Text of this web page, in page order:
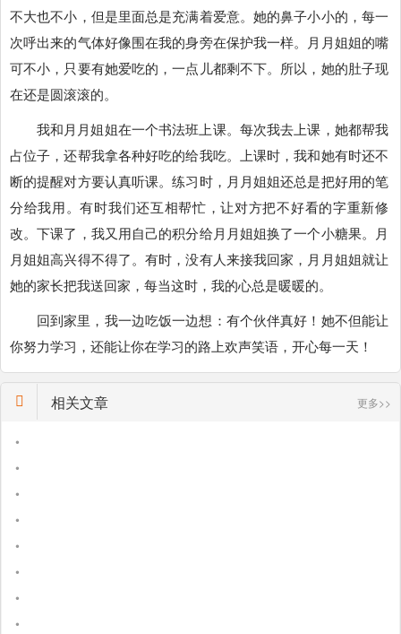
不大也不小，但是里面总是充满着爱意。她的鼻子小小的，每一
次呼出来的气体好像围在我的身旁在保护我一样。月月姐姐的嘴
可不小，只要有她爱吃的，一点儿都剩不下。所以，她的肚子现
在还是圆滚滚的。
我和月月姐姐在一个书法班上课。每次我去上课，她都帮我
占位子，还帮我拿各种好吃的给我吃。上课时，我和她有时还不
断的提醒对方要认真听课。练习时，月月姐姐还总是把好用的笔
分给我用。有时我们还互相帮忙，让对方把不好看的字重新修
改。下课了，我又用自己的积分给月月姐姐换了一个小糖果。月
月姐姐高兴得不得了。有时，没有人来接我回家，月月姐姐就让
她的家长把我送回家，每当这时，我的心总是暖暖的。
回到家里，我一边吃饭一边想：有个伙伴真好！她不但能让
你努力学习，还能让你在学习的路上欢声笑语，开心每一天！
相关文章 更多>>
•
•
•
•
•
•
•
•